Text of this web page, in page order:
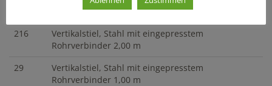
Artikelbezeichnung
216
Vertikalstiel, Stahl mit eingepresstem
Rohrverbinder 2,00 m
29
Vertikalstiel, Stahl mit eingepresstem
Rohrverbinder 1,00 m